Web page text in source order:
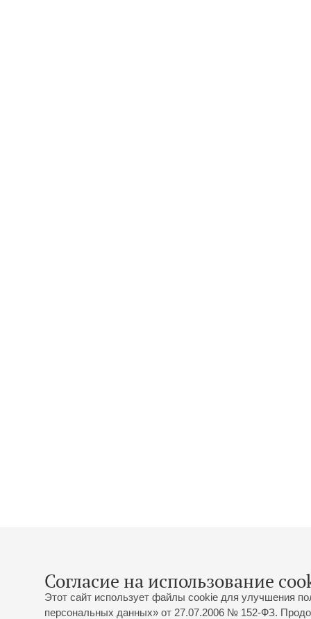
Согласие на использование
Этот сайт использует файлы cookie для улучшения
персональных данных» от 27.07.2006 № 152-ФЗ.